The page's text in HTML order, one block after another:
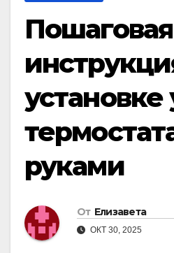
Пошаговая
установке
руками
От Елизавета
ОКТ 30, 2025